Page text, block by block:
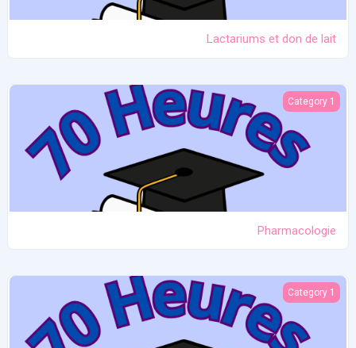
Lactariums et don de lait
Pharmacologie
Category 1
Pharmacologie
Allaitement et maladies infectieuses de la mère
Category 1